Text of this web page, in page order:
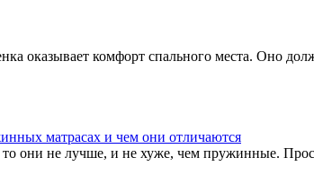
оказывает комфорт спального места. Оно
матрасах и чем они отличаются
они не лучше, и не хуже, чем пружинные.